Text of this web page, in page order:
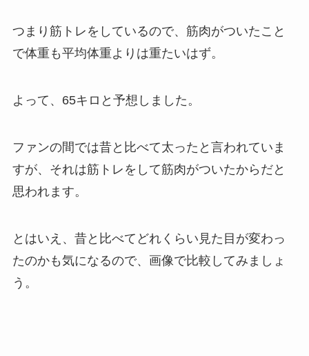
つまり筋トレをしているので、筋肉がついたこと
で体重も平均体重よりは重たいはず。
よって、65キロと予想しました。
ファンの間では昔と比べて太ったと言われていま
すが、それは筋トレをして筋肉がついたからだと
思われます。
とはいえ、昔と比べてどれくらい見た目が変わっ
たのかも気になるので、画像で比較してみましょ
う。